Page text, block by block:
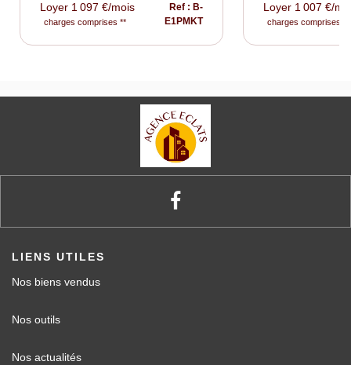
Loyer 1 097 €/mois
charges comprises **
Ref : B-
E1PMKT
Loyer 1 007 €/
charges comprises **
LIENS UTILES
Nos biens vendus
Nos outils
Nos actualités